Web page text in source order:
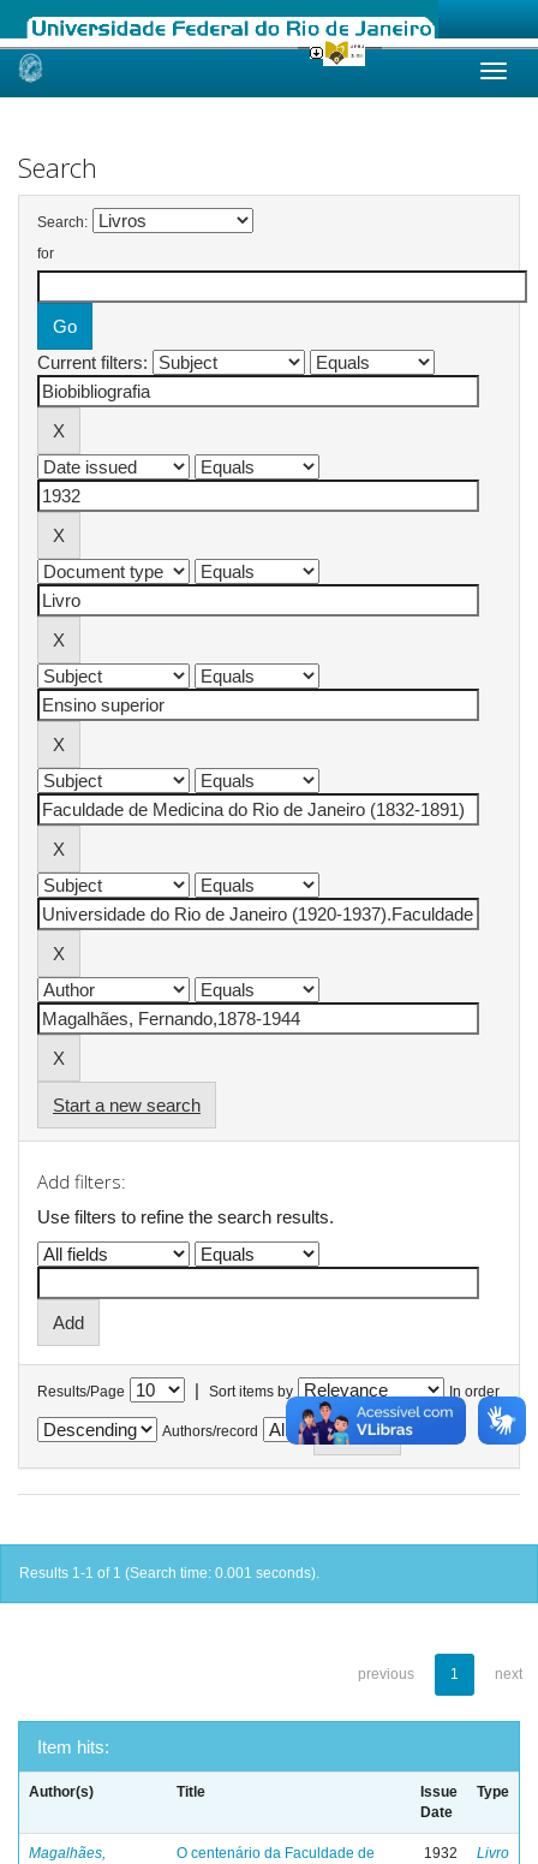
Skip
Search
Search:
for
Current filters:
Start a new search
Add filters:
Use filters to refine the search results.
Results/Page | Sort items by In order
Authors/record
Results 1-1 of 1 (Search time: 0.001 seconds).
previous 1 next
Item hits:
Author(s) Title
Issue
Date
Type
Magalhães,
O centenário da Faculdade de
1932 Livro